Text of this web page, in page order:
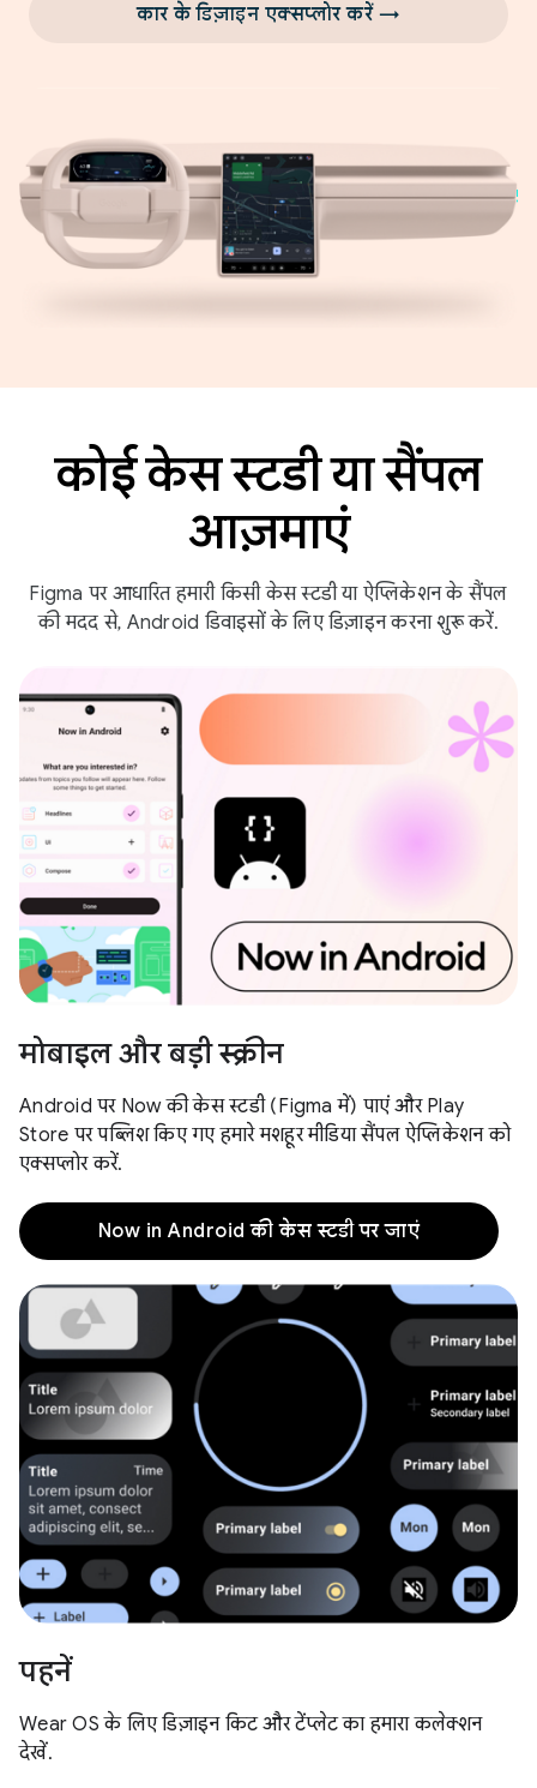
कार के डिज़ाइन एक्सप्लोर करें →
कोई केस स्टडी या सैंपल
आज़माएं
Figma पर आधारित हमारी किसी केस स्टडी या ऐप्लिकेशन के सैंपल
की मदद से, Android डिवाइसों के लिए डिज़ाइन करना शुरू करें.
मोबाइल और बड़ी स्क्रीन
Android पर Now की केस स्टडी (Figma में) पाएं और Play
Store पर पब्लिश किए गए हमारे मशहूर मीडिया सैंपल ऐप्लिकेशन को
एक्सप्लोर करें.
Now in Android की केस स्टडी पर जाएं
पहनें
Wear OS के लिए डिज़ाइन किट और टेंप्लेट का हमारा कलेक्शन
देखें.